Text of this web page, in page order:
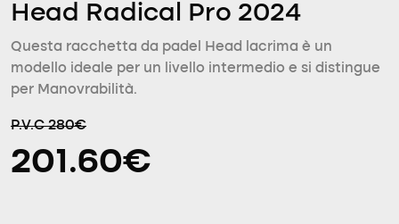
Head Radical Pro 2024
Questa racchetta da padel Head lacrima è un
modello ideale per un livello intermedio e si distingue
per Manovrabilità.
P.V.C 280€
201.60€